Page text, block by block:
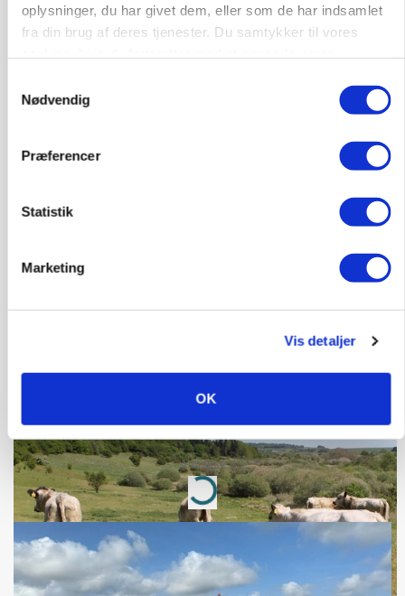
oplysninger, du har givet dem, eller som de har indsamlet
fra din brug af deres tjenester. Du samtykker til vores
Nødvendig
Præferencer
Statistik
Marketing
Vis detaljer
OK
Annonce
protestgruppe vil demonstrere mod ny
Annonce
Snart kan man søge tilskud til naturprojekter
Annonce
Loading...